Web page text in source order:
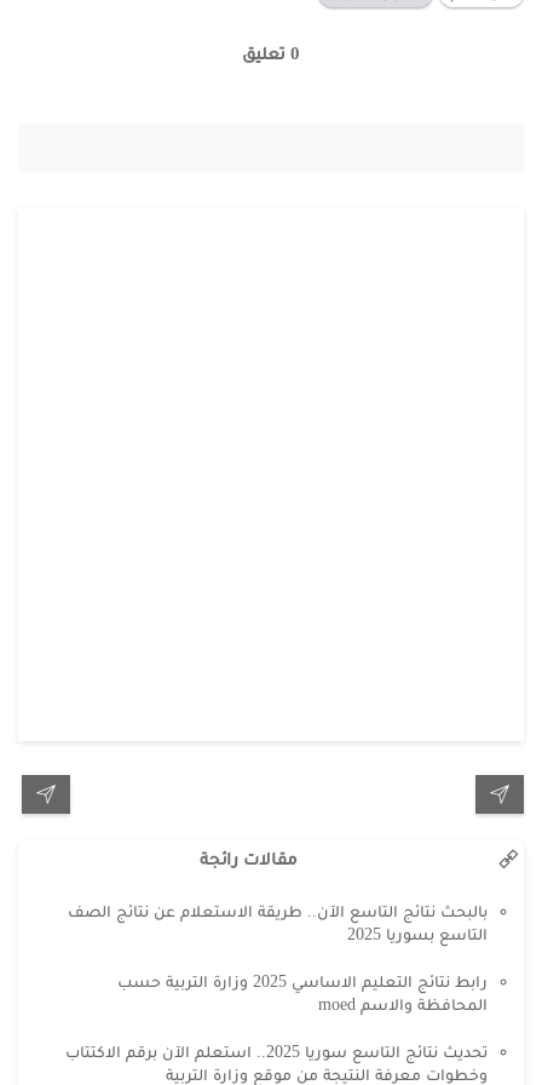
0 تعليق
مقالات رائجة
بالبحث نتائج التاسع الآن.. طريقة الاستعلام عن نتائج الصف
التاسع بسوريا 2025
رابط نتائج التعليم الاساسي 2025 وزارة التربية حسب
المحافظة والاسم moed
تحديث نتائج التاسع سوريا 2025.. استعلم الآن برقم الاكتتاب
وخطوات معرفة النتيجة من موقع وزارة التربية